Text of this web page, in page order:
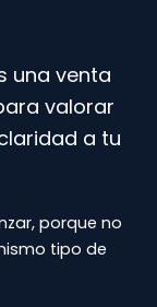
una venta
valorar
a tu
porque no
tipo de